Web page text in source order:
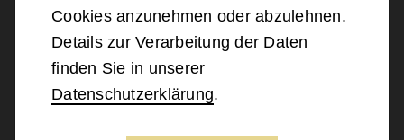
Datenschutz
Kontakt
Cookies anzunehmen oder abzulehnen.
Details zur Verarbeitung der Daten
finden Sie in unserer
Datenschutzerklärung.